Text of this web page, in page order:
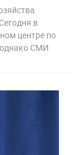
в
центре по
СМИ